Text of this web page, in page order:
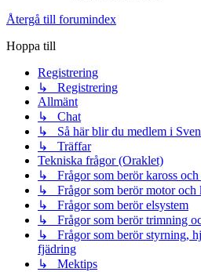
Återgå till forumindex
Hoppa till
Registrering
↳ Registrering
Allmänt
↳ Chat
↳ Så här blir du medlem i
↳ Träffar
Tekniska frågor (Oraklet)
↳ Frågor som berör kaross
↳ Frågor som berör motor och
↳ Frågor som berör elsystem
↳ Frågor som berör trimning
↳ Frågor som berör styrning,
fjädring
↳ Mektips